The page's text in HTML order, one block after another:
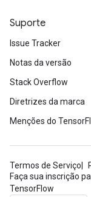
Suporte
Issue Tracker
Notas da versão
Stack Overflow
Diretrizes da marca
Menções do
Termos de Serviço
Faça sua inscrição
TensorFlow